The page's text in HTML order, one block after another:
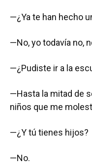
—¿Ya te han hecho
—No, yo todavía no,
—¿Pudiste ir a la
—Hasta la mitad de
niños que me
—¿Y tú tienes hijos?
—No.